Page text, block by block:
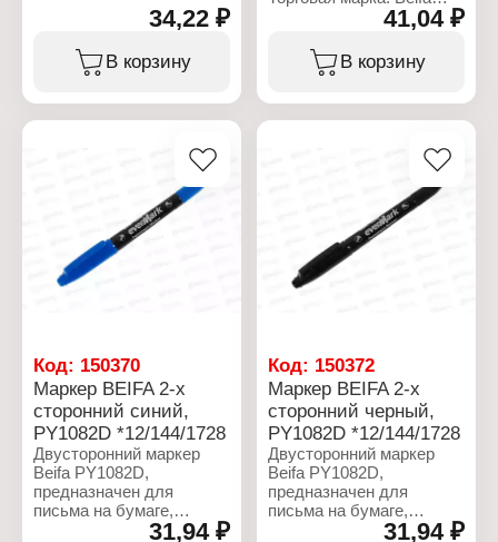
Тип товара: Папка
Вариация: конверт
Формат: А4
Цвет: синий
Материал: пластик
Толщина материала: 180
34,22 ₽
В корзину
Артикул: SAF00001-ASS
Тип товара: Корректор
Вариация: лента
Цвет корпуса: в
41,04 ₽
В корзину
Код: 150370
Маркер BEIFA 2-х
сторонний синий,
PY1082D *12/144/1728
Двусторонний маркер
Beifa PY1082D,
предназначен для
письма на бумаге,
картоне, дереве,31,94 ₽
Код: 150372
Маркер BEIFA 2-х
сторонний черный,
PY1082D *12/144/1728
Двусторонний маркер
Beifa PY1082D,
предназначен для
письма на бумаге,
картоне, дереве,31,94 ₽